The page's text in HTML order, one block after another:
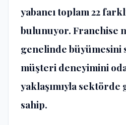
yabancı toplam 22
bulunuyor. Franchise
genelinde
müşteri deneyimini
yaklaşımıyla
sahip.